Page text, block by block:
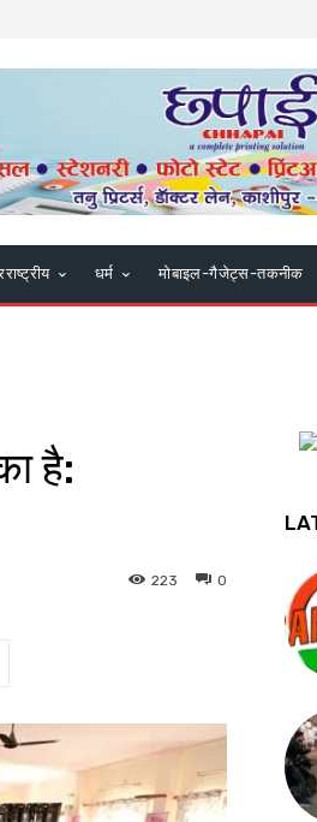
धर्म मोबाइल-गैजेट्स-तकनीक
है:
0
223